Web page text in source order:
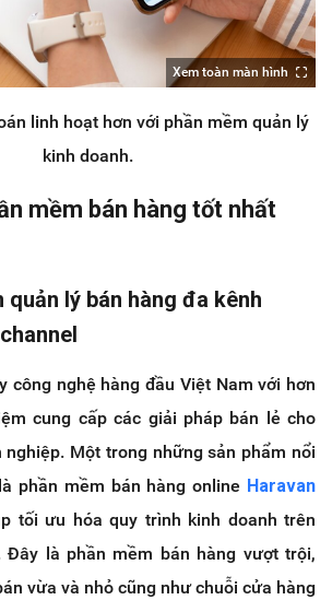
Xem toàn màn hình
linh hoạt hơn với phần mềm quản lý
kinh doanh.
mềm bán hàng tốt nhất
quản lý bán hàng đa kênh
công nghệ hàng đầu Việt Nam với hơn
cung cấp các giải pháp bán lẻ cho
nghiệp. Một trong những sản phẩm nổi
phần mềm bán hàng online Haravan
tối ưu hóa quy trình kinh doanh trên
Đây là phần mềm bán hàng vượt trội,
vừa và nhỏ cũng như chuỗi cửa hàng